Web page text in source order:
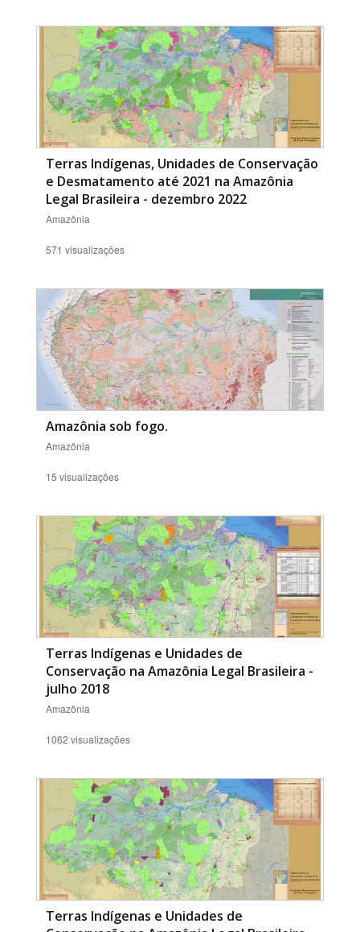
Terras Indígenas, Unidades de Conservação
e Desmatamento até 2021 na Amazônia
Legal Brasileira - dezembro 2022
Amazônia
571 visualizações
Amazônia sob fogo.
Amazônia
15 visualizações
Terras Indígenas e Unidades de
Conservação na Amazônia Legal Brasileira -
julho 2018
Amazônia
1062 visualizações
Terras Indígenas e Unidades de